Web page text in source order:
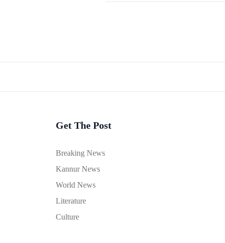
Get The Post
Breaking News
Kannur News
World News
Literature
Culture